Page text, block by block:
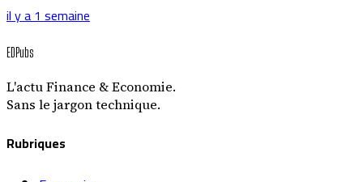
il y a 1 semaine
EDPubs
L'actu Finance & Economie.
Sans le jargon technique.
Rubriques